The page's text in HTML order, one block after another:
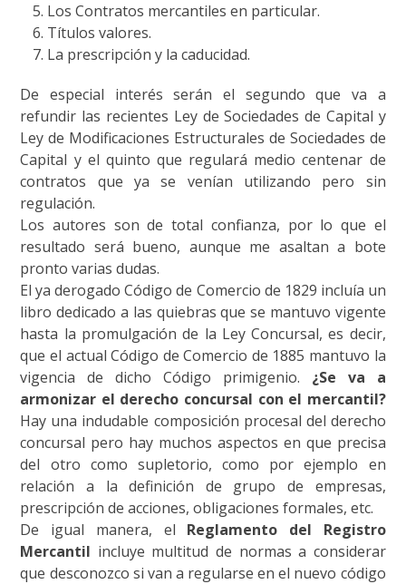
Los Contratos mercantiles en particular.
Títulos valores.
La prescripción y la caducidad.
De especial interés serán el segundo que va a
refundir las recientes Ley de Sociedades de Capital y
Ley de Modificaciones Estructurales de Sociedades de
Capital y el quinto que regulará medio centenar de
contratos que ya se venían utilizando pero sin
regulación.
Los autores son de total confianza, por lo que el
resultado será bueno, aunque me asaltan a bote
pronto varias dudas.
El ya derogado Código de Comercio de 1829 incluía un
libro dedicado a las quiebras que se mantuvo vigente
hasta la promulgación de la Ley Concursal, es decir,
que el actual Código de Comercio de 1885 mantuvo la
vigencia de dicho Código primigenio. ¿Se va a
armonizar el derecho concursal con el mercantil?
Hay una indudable composición procesal del derecho
concursal pero hay muchos aspectos en que precisa
del otro como supletorio, como por ejemplo en
relación a la definición de grupo de empresas,
prescripción de acciones, obligaciones formales, etc.
De igual manera, el Reglamento del Registro
Mercantil incluye multitud de normas a considerar
que desconozco si van a regularse en el nuevo código